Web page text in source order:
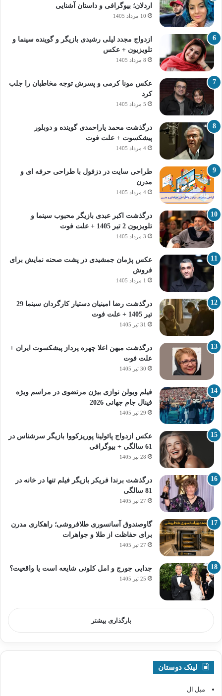
اردلان؛ بیوگرافی و داستان آشنایی
10 مرداد 1405
ازدواج مجدد لیلی رشیدی بازیگر و گوینده سینما و
تلویزیون + عکس
8 مرداد 1405
عکس مونا کرمی و پسرش توجه مخاطبان را جلب
کرد
5 مرداد 1405
درگذشت محمد یاراحمدی گوینده و دوبلور
پیشکسوت + علت فوت
4 مرداد 1405
طراحی سایت در دزفول با طراحی حرفه‌ ای و
مدرن
4 مرداد 1405
درگذشت اکبر عبدی بازیگر محبوب سینما و
تلویزیون 2 تیر 1405 + علت فوت
3 مرداد 1405
عکس پژمان جمشیدی در پشت صحنه نمایش برای
فروش
1 مرداد 1405
درگذشت رضا امینیان دستیار کارگردان سینما 29
تیر 1405 + علت فوت
31 تیر 1405
درگذشت میهن اعلا چهره پرداز پیشکسوت ایران +
علت فوت
30 تیر 1405
فیلم ویولن نوازی بیژن مرتضوی در مراسم ویژه
فینال جام جهانی 2026
29 تیر 1405
عکس ازدواج پائولینا پوریزکووا بازیگر سرشناس در
61 سالگی + بیوگرافی
28 تیر 1405
درگذشت برندا فریکر بازیگر فیلم تنها در خانه در
81 سالگی
27 تیر 1405
گاوصندوق آسانسوری طلافروشی؛ راهکاری مدرن
برای حفاظت از طلا و جواهرات
27 تیر 1405
جدایی جورج و امل کلونی شایعه است یا واقعیت؟
25 تیر 1405
بارگذاری بیشتر
لینک دوستان
مبل ال